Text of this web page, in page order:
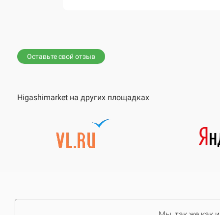
Оставьте свой отзыв
Higashimarket на других площадках